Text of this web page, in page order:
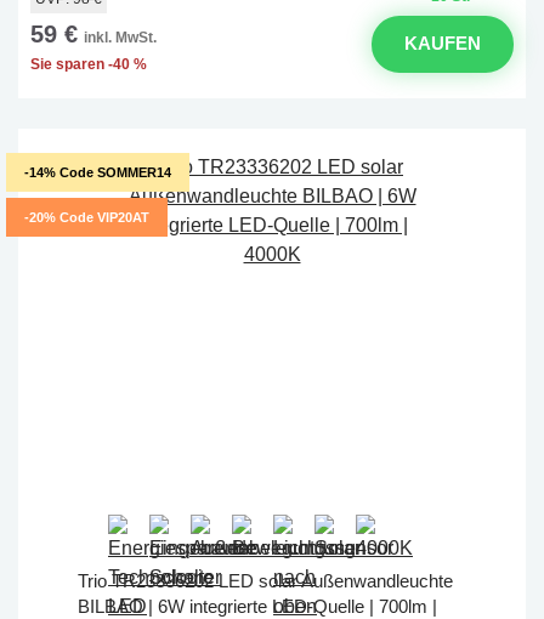
59 € inkl. MwSt.
Sie sparen -40 %
KAUFEN
-14% Code SOMMER14
-20% Code VIP20AT
Trio TR23336202 LED solar Außenwandleuchte
BILBAO | 6W integrierte LED-Quelle | 700lm |